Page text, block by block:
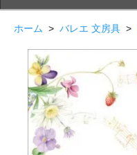
ホーム > バレエ 文房具 >